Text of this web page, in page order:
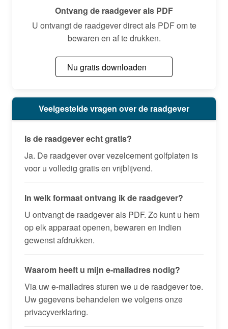
Ontvang de raadgever als PDF
U ontvangt de raadgever direct als PDF om te
bewaren en af te drukken.
Nu gratis downloaden
Veelgestelde vragen over de raadgever
Is de raadgever echt gratis?
Ja. De raadgever over vezelcement golfplaten is
voor u volledig gratis en vrijblijvend.
In welk formaat ontvang ik de raadgever?
U ontvangt de raadgever als PDF. Zo kunt u hem
op elk apparaat openen, bewaren en indien
gewenst afdrukken.
Waarom heeft u mijn e-mailadres nodig?
Via uw e-mailadres sturen we u de raadgever toe.
Uw gegevens behandelen we volgens onze
privacyverklaring.